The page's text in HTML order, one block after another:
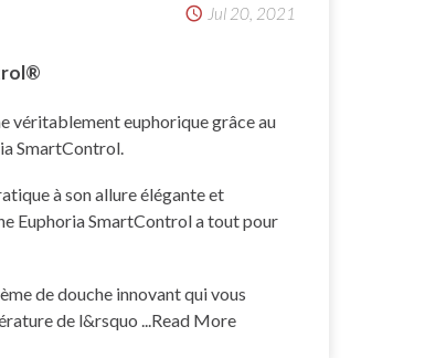
Jul 20, 2021
véritablement euphorique grâce au
SmartControl.
à son allure élégante et
Euphoria SmartControl a tout pour
de douche innovant qui vous
de l&rsquo ...Read More